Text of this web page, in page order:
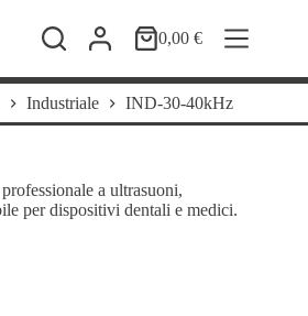
Carrello
0,00€
Industriale IND-30-40kHz